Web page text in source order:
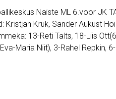
Naiste ML 6.voor JK
Kristjan Kruk, Sander Aukust
13-Reti Talts, 18-Liis
Maria Niit), 3-Rahel Repkin,